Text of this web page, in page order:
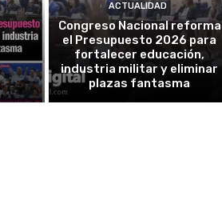
ACTUALIDAD
Congreso Nacional reforma
el Presupuesto 2026 para
fortalecer educación,
industria militar y eliminar
plazas fantasma